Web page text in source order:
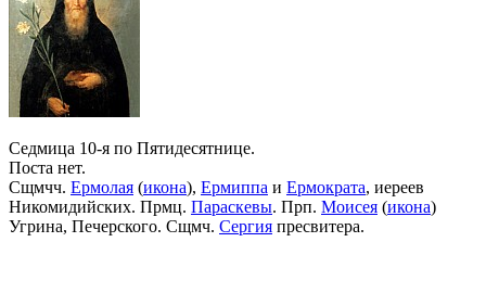
Седмица 10-я по Пятидесятнице.
Поста нет.
Сщмчч. Ермолая (икона), Ермиппа и Ермократа, иереев
Никомидийских. Прмц. Параскевы. Прп. Моисея (икона)
Угрина, Печерского. Сщмч. Сергия пресвитера.